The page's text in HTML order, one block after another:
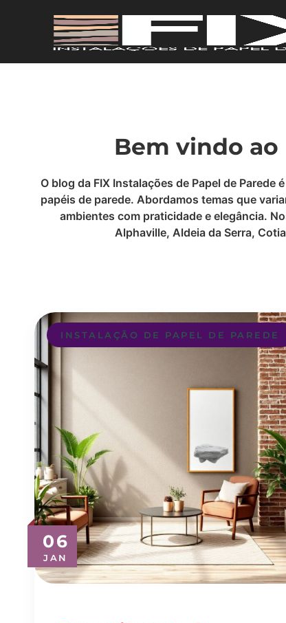
papéis de parede. Abordamos temas que
ambientes com praticidade e elegância.
Alphaville, Aldeia da Serra,
06
JAN
INSTALAÇÃO DE PAPEL DE PAREDE